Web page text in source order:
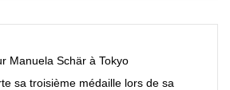
Manuela Schär à Tokyo
sa troisième médaille lors de sa